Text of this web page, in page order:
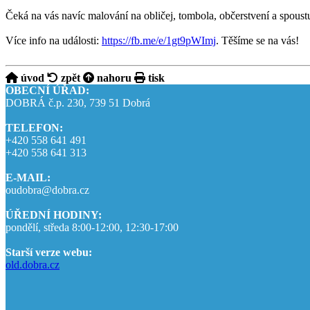
Čeká na vás navíc malování na obličej, tombola, občerstvení a
Více info na události: https://fb.me/e/1gt9pWImj. Těšíme se na vás!
úvod zpět nahoru
tisk
OBECNÍ ÚŘAD:
DOBRÁ č.p. 230, 739 51 Dobrá
TELEFON:
+420 558 641 491
+420 558 641 313
E-MAIL:
oudobra@dobra.cz
ÚŘEDNÍ HODINY:
pondělí, středa 8:00-12:00, 12:30-17:00
Starší verze webu:
old.dobra.cz